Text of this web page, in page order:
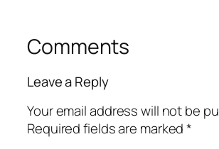
Comments
Leave a Reply
Your email address will not be
Required fields are marked*